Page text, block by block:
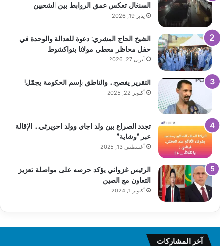
السنغال تعكس عمق الروابط بين الشعبين
يناير 19, 2026
الشيخ الحاج المشري: دعوة للعدالة والوحدة في
حفل محاظر معطي مولانا بنواكشوط
أبريل 27, 2026
التقرير يفضح… والناطق بإسم الحكومة يجمّل!
أكتوبر 22, 2025
تجدد الصراع بين ولد اجاي وولد احويرثي… الإقالة
عبر “وشاية”
أغسطس 13, 2025
الرئيس غزواني يؤكد حرصه على مواصلة تعزيز
التعاون مع الصين
أكتوبر 1, 2024
آخر المشاركات